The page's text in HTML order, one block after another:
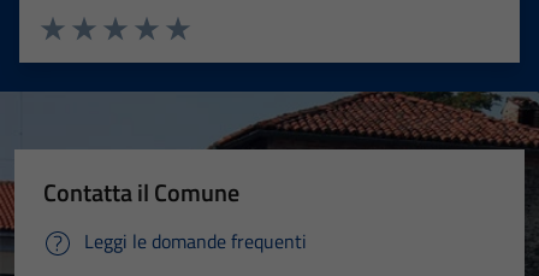
Valuta 5 stelle su 5
Valuta 4 stelle su 5
Valuta 3 stelle su 5
Valuta 2 stelle su 5
Valuta 1 stelle su 5
Contatta il Comune
Leggi le domande frequenti